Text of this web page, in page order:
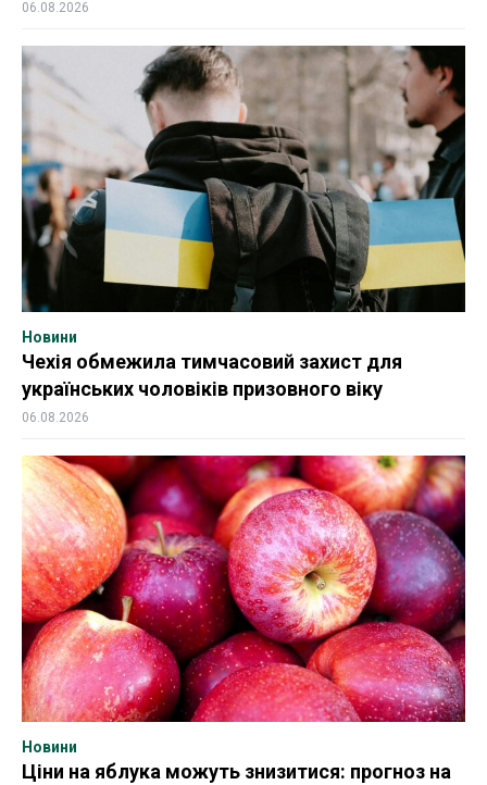
06.08.2026
Новини
Чехія обмежила тимчасовий захист для
українських чоловіків призовного віку
06.08.2026
Новини
Ціни на яблука можуть знизитися: прогноз на